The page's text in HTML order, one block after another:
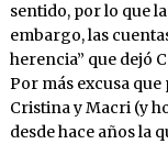
sentido, por lo que
embargo, las
herencia” que dejó
Por más excusa que
Cristina y Macri (y
desde hace años la